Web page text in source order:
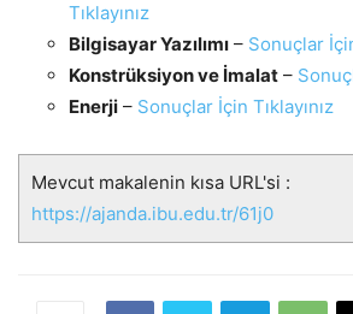
Tıklayınız
Bilgisayar Yazılımı – Sonuçlar
Konstrüksiyon ve İmalat –
Enerji – Sonuçlar İçin Tıklayınız
Mevcut makalenin kısa URL'si :
https://ajanda.ibu.edu.tr/61j0